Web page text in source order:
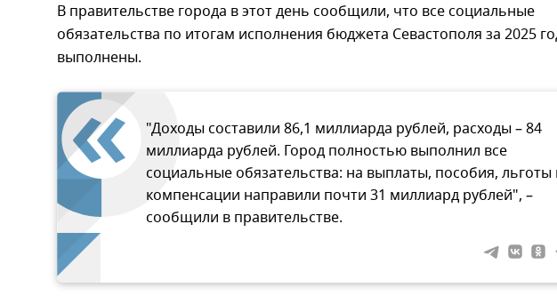
В правительстве города в этот день сообщили, что все социальные
обязательства по итогам исполнения бюджета Севастополя за 2025
выполнены.
"Доходы составили 86,1 миллиарда рублей, расходы – 84
миллиарда рублей. Город полностью выполнил все
социальные обязательства: на выплаты, пособия, льготы
компенсации направили почти 31 миллиард рублей", –
сообщили в правительстве.